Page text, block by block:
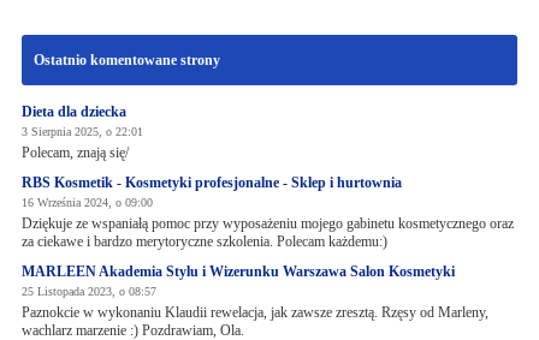
Ostatnio komentowane strony
Dieta dla dziecka
3 Sierpnia 2025, o 22:01
Polecam, znają się/
RBS Kosmetik - Kosmetyki profesjonalne - Sklep i hurtownia
16 Września 2024, o 09:00
Dziękuje ze wspaniałą pomoc przy wyposażeniu mojego gabinetu kosmetycznego oraz
za ciekawe i bardzo merytoryczne szkolenia. Polecam każdemu:)
MARLEEN Akademia Stylu i Wizerunku Warszawa Salon Kosmetyki
25 Listopada 2023, o 08:57
Paznokcie w wykonaniu Klaudii rewelacja, jak zawsze zresztą. Rzęsy od Marleny,
wachlarz marzenie :) Pozdrawiam, Ola.